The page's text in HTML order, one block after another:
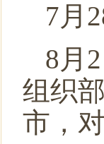
7月
8月
组织
市，